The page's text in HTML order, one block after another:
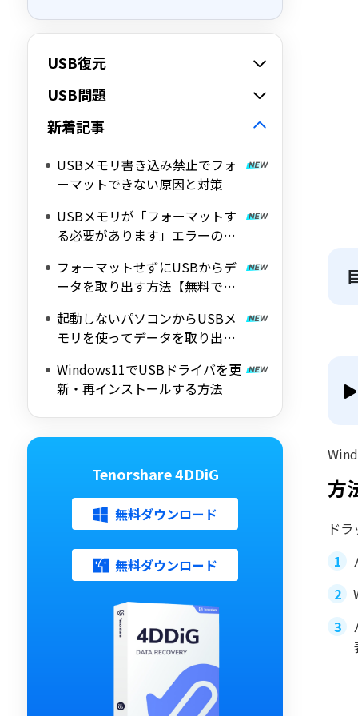
USB復元
USB問題
新着記事
USBメモリ書き込み禁止でフォ
ーマットできない原因と対策
USBメモリが「フォーマットす
る必要があります」エラーの原
フォーマットせずにUSBからデ
ータを取り出す方法【無料で復
起動しないパソコンからUSBメ
モリを使ってデータを取り出す
Windows11でUSBドライバを更
新・再インストールする方法
Tenorshare 4DDiG
無料ダウンロード
無料ダウンロード
方
ド